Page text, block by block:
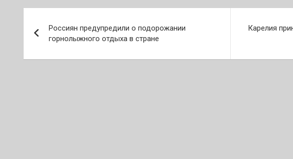
по
записям
Россиян предупредили о подорожании
горнолыжного отдыха в стране
Карелия